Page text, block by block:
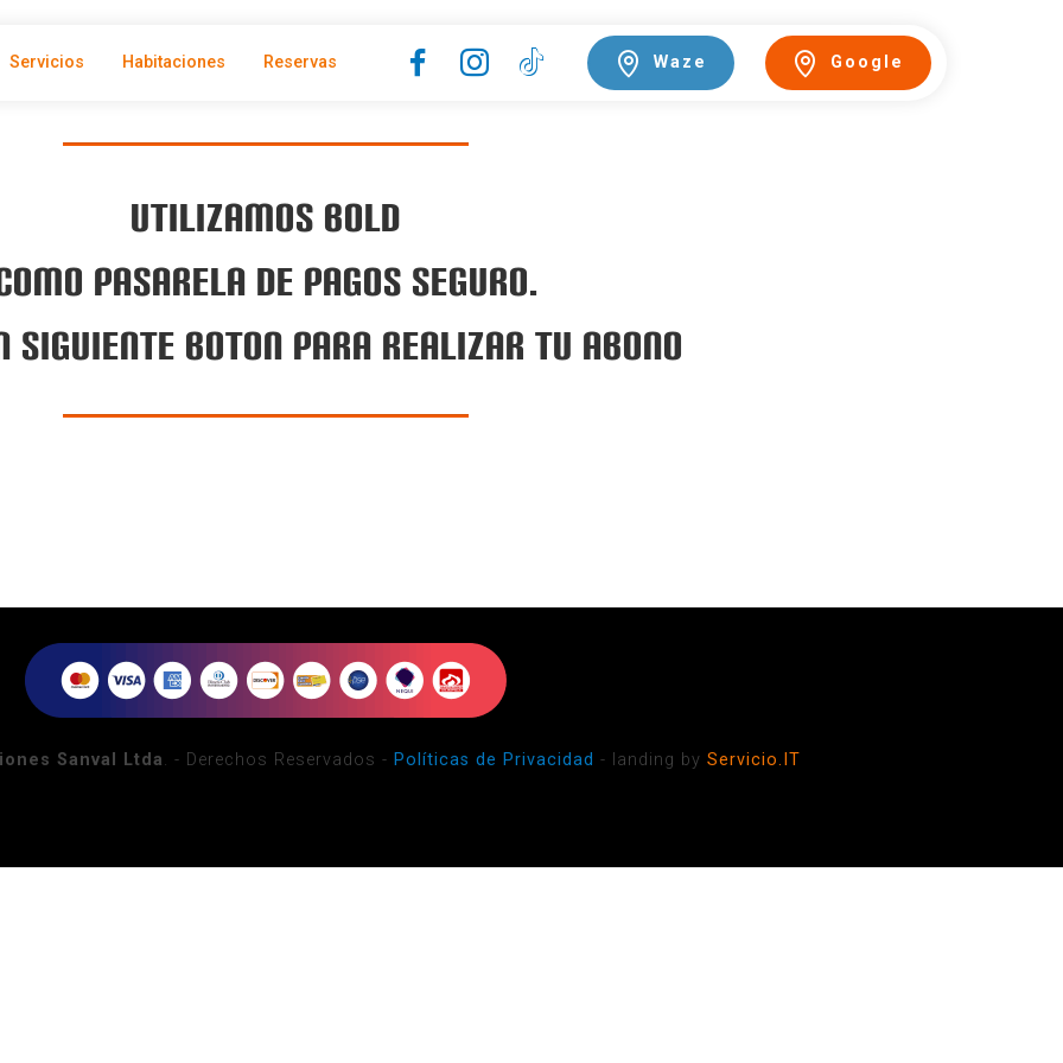
Servicios Habitaciones Reservas Waze Google
Utilizamos BOLD
pasarela de pagos seguro.
SIGUIENTE BOTON PARA REALIZAR TU ABONO
Sanval Ltda. - Derechos Reservados - Políticas de Privacidad - landing by Servicio.IT